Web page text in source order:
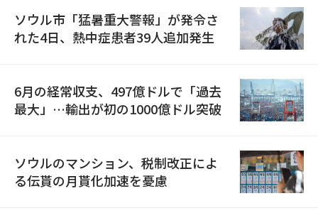
ソウル市「猛暑重大警報」が発令さ
れた4日、熱中症患者39人追加発生
6月の経常収支、497億ドルで「過去
最大」…輸出が初の1000億ドル突破
ソウルのマンション、税制改正によ
る伝貰の月貰化加速を憂慮